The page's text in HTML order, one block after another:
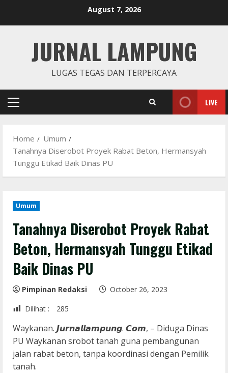
August 7, 2026
JURNAL LAMPUNG
LUGAS TEGAS DAN TERPERCAYA
Primary
LIVE
Home
Umum
Tanahnya Diserobot Proyek Rabat Beton, Hermansyah
Tunggu Etikad Baik Dinas PU
Umum
Tanahnya Diserobot Proyek Rabat
Beton, Hermansyah Tunggu Etikad
Baik Dinas PU
Pimpinan Redaksi
October 26, 2023
Dilihat :
285
Waykanan. 𝙅𝙪𝙧𝙣𝙖𝙡𝙡𝙖𝙢𝙥𝙪𝙣𝙜. 𝘾𝙤𝙢, – Diduga Dinas
PU Waykanan srobot tanah guna pembangunan
jalan rabat beton, tanpa koordinasi dengan Pemilik
tanah.